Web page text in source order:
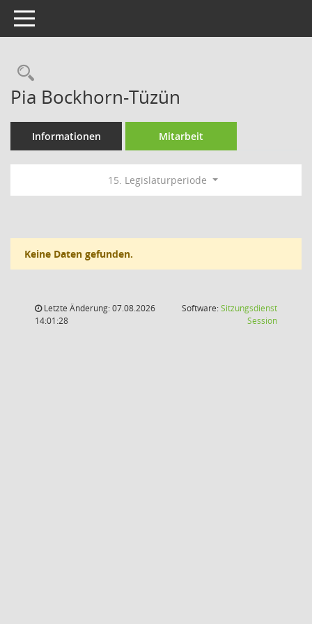
Toggle navigation
Rechercheauswahl
Pia Bockhorn-Tüzün
Informationen Mitarbeit
15. Legislaturperiode
Keine Daten gefunden.
Letzte Änderung: 07.08.2026
14:01:28
Software:Sitzungsdienst
Session(Wird in